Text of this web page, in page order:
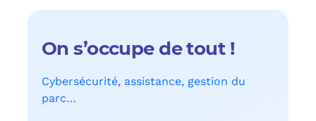
On s’occupe de tout !
Cybersécurité, assistance, gestion du
parc…